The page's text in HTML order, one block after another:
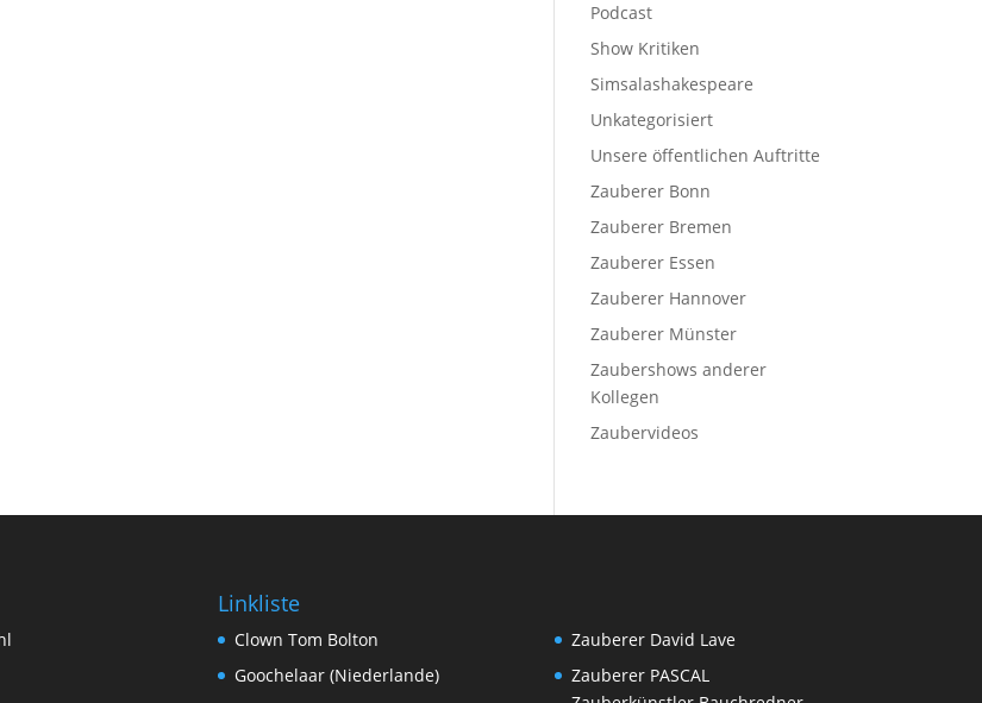
Podcast
Show Kritiken
Simsalashakespeare
Unkategorisiert
Unsere öffentlichen Auftritte
Zauberer Bonn
Zauberer Bremen
Zauberer Essen
Zauberer Hannover
Zauberer Münster
Zaubershows anderer
Kollegen
Zaubervideos
Linkliste
Clown Tom Bolton
Goochelaar (Niederlande)
Zauberer David Lave
Zauberer PASCAL